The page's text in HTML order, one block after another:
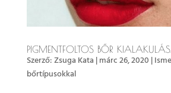
PIGMENTFOLTOS BŐR
Szerző:Zsuga Kata |márc 26, 2020 |
bőrtípusokkal